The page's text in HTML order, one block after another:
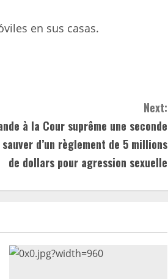
en sus casas.
Next:
à la Cour suprême une seconde
d’un règlement de 5 millions
de dollars pour agression sexuelle